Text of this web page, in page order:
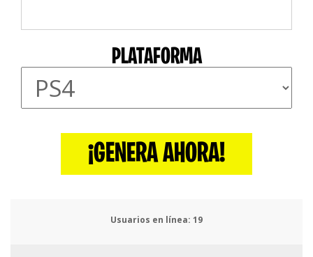
PLATAFORMA
¡GENERA AHORA!
Usuarios en línea: 21